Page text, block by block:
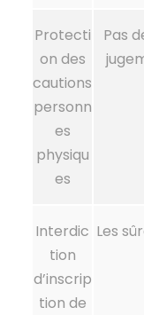
Protecti
on des
cautions
personn
es
physiqu
es
Pas
Interdic
tion
d’inscrip
tion de
Les